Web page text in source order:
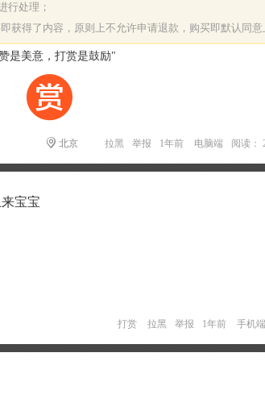
行处理；
获得了内容，原则上不允许申请退款，购买即默认同意
是美意，打赏是鼓励"
北京 拉黑 举报 1年前 电脑端 阅读：
宝宝
打赏 拉黑 举报 1年前 手机端